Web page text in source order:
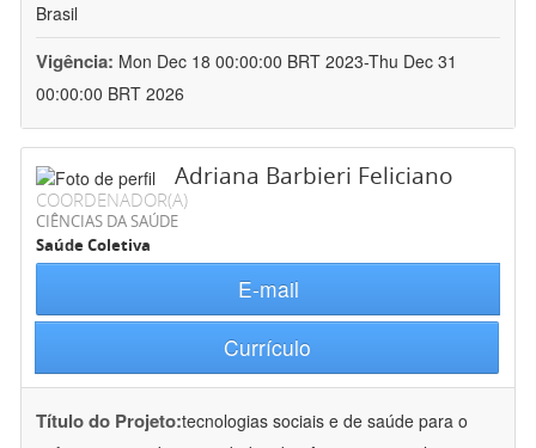
Brasil
Vigência: Mon Dec 18 00:00:00 BRT 2023-Thu Dec 31
00:00:00 BRT 2026
Adriana Barbieri Feliciano
COORDENADOR(A)
CIÊNCIAS DA SAÚDE
Saúde Coletiva
E-mail
Currículo
Título do Projeto:tecnologias sociais e de saúde para o